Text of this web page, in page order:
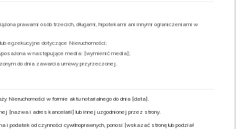
prawami osób trzecich, długami, hipotekami ani innymi ograniczeniami w
egzekucyjne dotyczące Nieruchomości;
w następujące media: [wymienić media];
do dnia zawarcia umowy przyrzeczonej.
Nieruchomości w formie aktu notarialnego do dnia [data].
[nazwa i adres kancelarii] lub innej uzgodnionej przez strony.
podatek od czynności cywilnoprawnych, ponosi [wskazać stronę lub podział